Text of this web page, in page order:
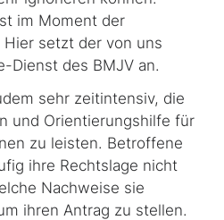
im Moment der
setzt der von uns
Dienst des BMJV an.
sehr zeitintensiv, die
und Orientie­rungs­hilfe für
zu leisten. Betroffene
ihre Rechtslage nicht
Nachweise sie
ihren Antrag zu stellen.